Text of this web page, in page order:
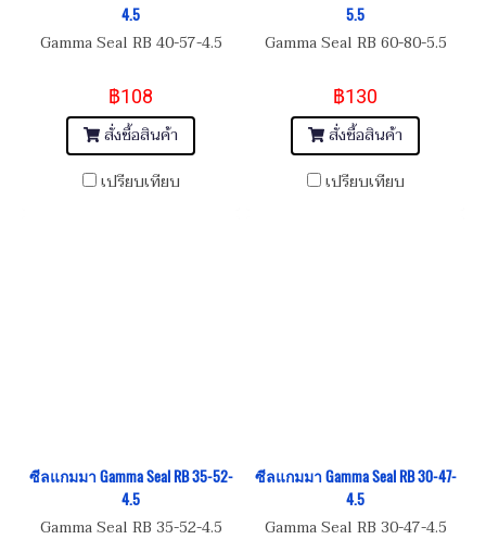
4.5
Gamma Seal RB 40-57-4.5
฿108
สั่งซื้อสินค้า
เปรียบเทียบ
5.5
Gamma Seal RB 60-80-5.5
฿130
สั่งซื้อสินค้า
เปรียบเทียบ
ซีลแกมมา Gamma Seal RB 35-52-
4.5
Gamma Seal RB 35-52-4.5
ซีลแกมมา Gamma Seal RB 30-47-
4.5
Gamma Seal RB 30-47-4.5